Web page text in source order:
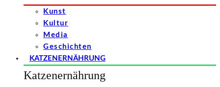
Kunst
Kultur
Media
Geschichten
KATZENERNÄHRUNG
Katzenernährung